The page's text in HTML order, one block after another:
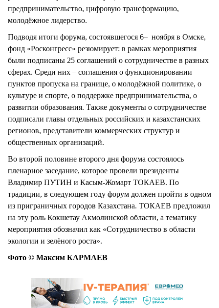
предпринимательство, цифровую трансформацию,
молодёжное лидерство.
Подводя итоги форума, состоявшегося 6– ноября в Омске,
фонд «Росконгресс» резюмирует: в рамках мероприятия
были подписаны 25 соглашений о сотрудничестве в разных
сферах. Среди них – соглашения о функционировании
пунктов пропуска на границе, о молодёжной политике, о
культуре и спорте, о поддержке предпринимательства, о
развитии образования. Также документы о сотрудничестве
подписали главы отдельных российских и казахстанских
регионов, представители коммерческих структур и
общественных организаций.
Во второй половине второго дня форума состоялось
пленарное заседание, которое провели президенты
Владимир ПУТИН и Касым-Жомарт ТОКАЕВ. По
традиции, в следующем году форум должен пройти в одном
из приграничных городов Казахстана. ТОКАЕВ предложил
на эту роль Кокшетау Акмолинской области, а тематику
мероприятия обозначил как «Сотрудничество в области
экологии и зелёного роста».
Фото © Максим КАРМАЕВ